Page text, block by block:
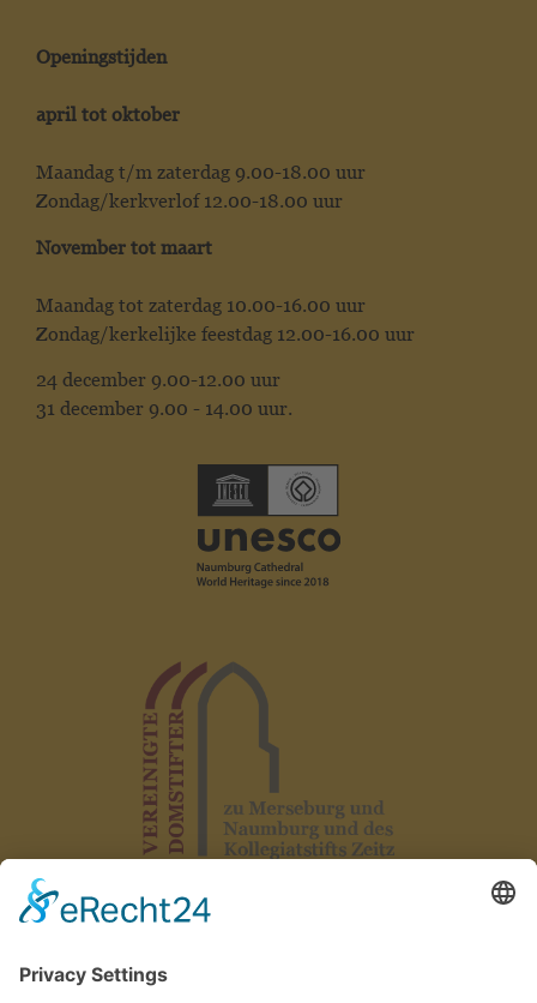
Openingstijden
april tot oktober
Maandag t/m zaterdag 9.00-18.00 uur
Zondag/kerkverlof 12.00-18.00 uur
November tot maart
Maandag tot zaterdag 10.00-16.00 uur
Zondag/kerkelijke feestdag 12.00-16.00 uur
24 december 9.00-12.00 uur
31 december 9.00 - 14.00 uur.